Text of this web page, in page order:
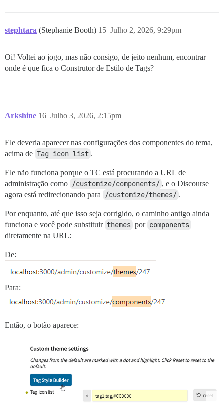
stephtara (Stephanie Booth) Julho 2, 2026, 9:29pm
15
Oi! Voltei ao jogo, mas não consigo, de jeito nenhum, encontrar
onde é que fica o Construtor de Estilo de Tags?
Arkshine Julho 3, 2026, 2:15pm
16
Ele deveria aparecer nas configurações dos componentes do tema,
acima de Tag icon list .
Ele não funciona porque o TC está procurando a URL de
administração como /customize/components/ , e o Discourse
agora está redirecionando para
/customize/themes/ .
Por enquanto, até que isso seja corrigido, o caminho antigo ainda
funciona e você pode substituir themes por components
diretamente na URL:
De:
Para:
Então, o botão aparece: